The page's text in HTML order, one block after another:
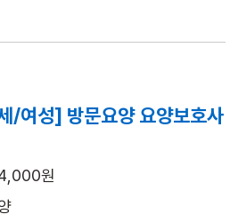
여성] 방문요양 요양보호사
원